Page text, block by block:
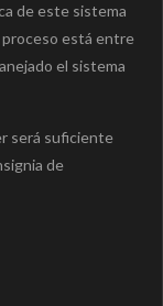
de este sistema
proceso está entre
el sistema
será suficiente
de